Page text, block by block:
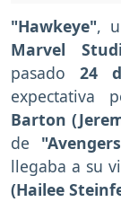
"Hawkeye",
Marvel
pasado24
expectativa
Barton
de
llegaba a su
(Hailee